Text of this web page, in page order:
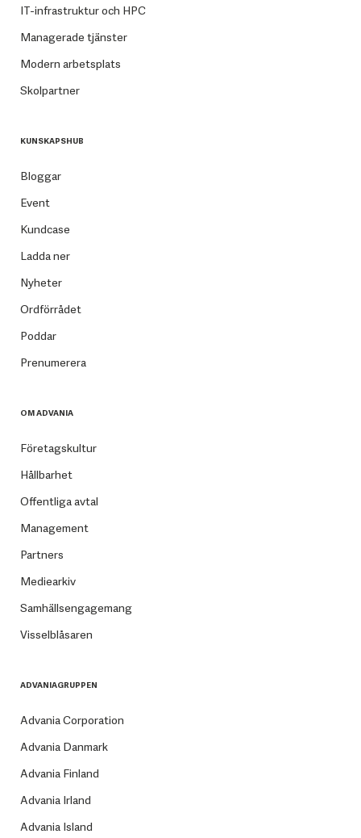
IT-infrastruktur och HPC
Managerade tjänster
Modern arbetsplats
Skolpartner
KUNSKAPSHUB
Bloggar
Event
Kundcase
Ladda ner
Nyheter
Ordförrådet
Poddar
Prenumerera
OM ADVANIA
Företagskultur
Hållbarhet
Offentliga avtal
Management
Partners
Mediearkiv
Samhällsengagemang
Visselblåsaren
ADVANIAGRUPPEN
Advania Corporation
Advania Danmark
Advania Finland
Advania Irland
Advania Island